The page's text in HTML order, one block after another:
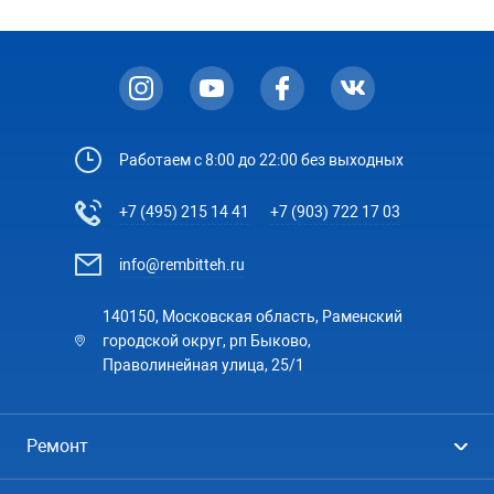
Работаем с 8:00 до 22:00 без выходных
+7 (495) 215 14 41 +7 (903) 722 17 03
info@rembitteh.ru
140150, Московская область, Раменский
городской округ, рп Быково,
Праволинейная улица, 25/1
Ремонт